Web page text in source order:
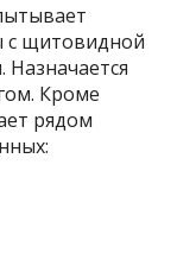
с щитовидной
Кроме
рядом